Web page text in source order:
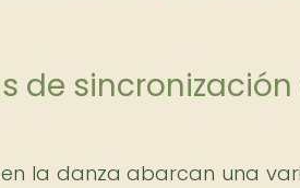
de
en la danza abarcan una